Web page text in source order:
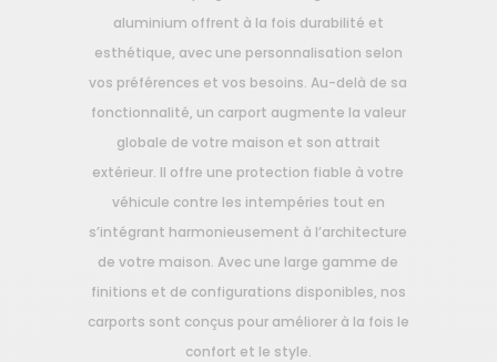
aluminium offrent à la fois durabilité et
esthétique, avec une personnalisation selon
vos préférences et vos besoins. Au-delà de sa
fonctionnalité, un carport augmente la valeur
globale de votre maison et son attrait
extérieur. Il offre une protection fiable à votre
véhicule contre les intempéries tout en
s’intégrant harmonieusement à l’architecture
de votre maison. Avec une large gamme de
finitions et de configurations disponibles, nos
carports sont conçus pour améliorer à la fois le
confort et le style.